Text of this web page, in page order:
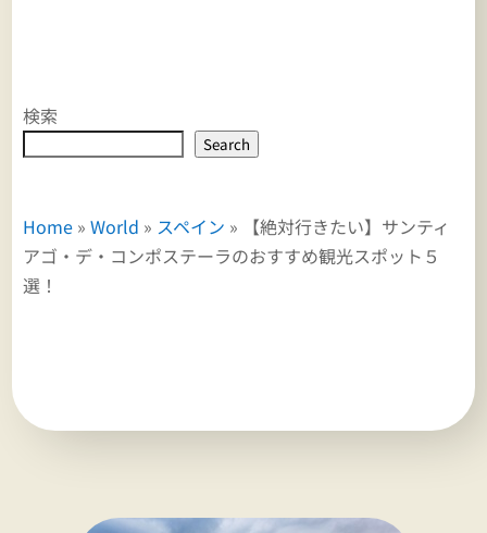
検索
Search
Home »World » スペイン »
【絶対行きたい】サンティ
アゴ・デ・コンポステーラのおすすめ観光スポット５
選！